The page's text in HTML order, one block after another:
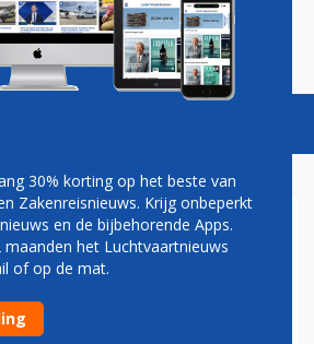
Podcasts Vacatures
keert om nadat laptop in
30% korting op het beste van
Zakenreisnieuws. Krijg onbeperkt
en de bijbehorende Apps.
het Luchtvaartnieuws
of op de mat.